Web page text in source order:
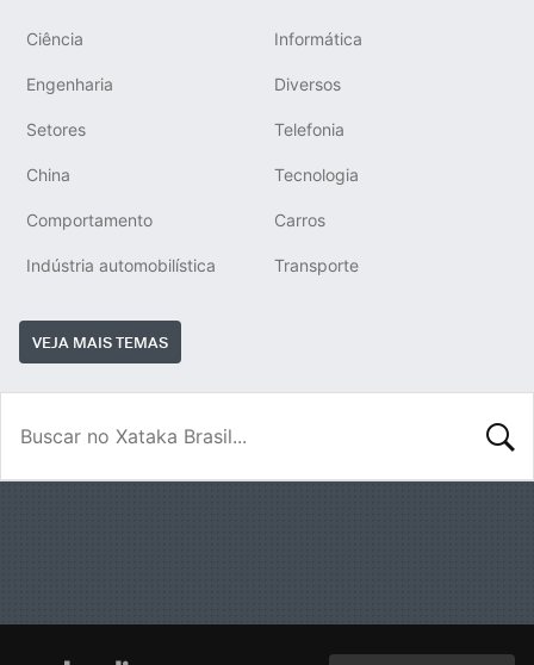
Ciência Informática
Engenharia Diversos
Setores Telefonia
China Tecnologia
Comportamento Carros
Indústria automobilística Transporte
VEJA MAIS TEMAS